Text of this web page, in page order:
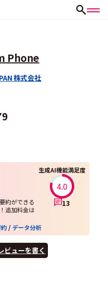
Phone
株式会社
約ができる
追加料金は
生成AI機能満足度
4.0
13
/ データ分析
ビューを書く